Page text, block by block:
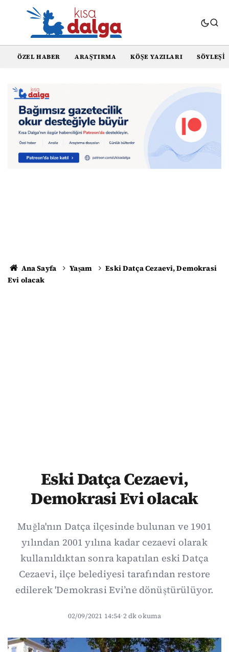
ÖZEL HABER ARAŞTIRMA KÖŞE YAZILARI SÖYLEŞI
Ana Sayfa Yaşam
Eski Datça Cezaevi, Demokrasi
Evi olacak
Eski Datça Cezaevi,
Demokrasi Evi olacak
Muğla'nın Datça ilçesinde bulunan ve 1901
yılından 2001 yılına kadar cezaevi olarak
kullanıldıktan sonra kapatılan eski Datça
Cezaevi, ilçe belediyesi tarafından restore
edilerek 'Demokrasi Evi’ne dönüştürülüyor.
02/09/2021 14:54·2 dk okuma